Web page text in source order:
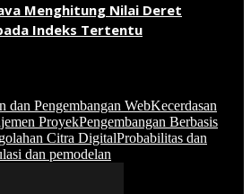
Menghitung Nilai Deret
Indeks Tertentu
dan Pengembangan WebKecerdasan
ProyekPengembangan Berbasis
Citra DigitalProbabilitas dan
dan pemodelan